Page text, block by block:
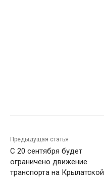
Предыдущая статья
С 20 сентября будет
ограничено движение
транспорта на Крылатской